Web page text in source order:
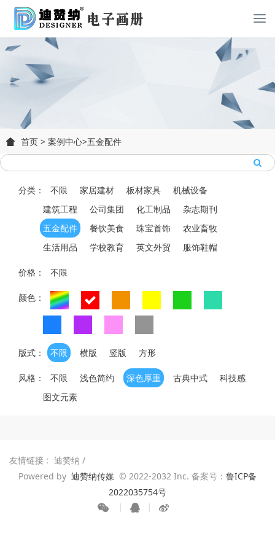
首页 > 案例中心>五金配件
分类： 不限 家居建材 板材家具
机械设备
建筑工程
公司集团 化工制品
杂志期刊
五金配件
餐饮美食 珠宝首饰
农业畜牧
生活用品
学校教育 英文外贸 服饰鞋帽
价格： 不限
颜色：
版式： 不限 横版 竖版 方形
风格： 不限 浅色简约 深色厚重 古典中式
科技感
图文元素
友情链接 : 迪赞纳 /
Powered by 迪赞纳传媒 © 2022-2032 Inc. 备案号： 鲁ICP备
2022035754号